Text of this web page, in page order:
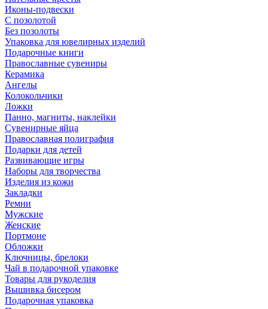
Иконы-подвески
С позолотой
Без позолоты
Упаковка для ювелирных изделий
Подарочные книги
Православные сувениры
Керамика
Ангелы
Колокольчики
Ложки
Панно, магниты, наклейки
Сувенирные яйца
Православная полиграфия
Подарки для детей
Развивающие игры
Наборы для творчества
Изделия из кожи
Закладки
Ремни
Мужские
Женские
Портмоне
Обложки
Ключницы, брелоки
Чай в подарочной упаковке
Товары для рукоделия
Вышивка бисером
Подарочная упаковка